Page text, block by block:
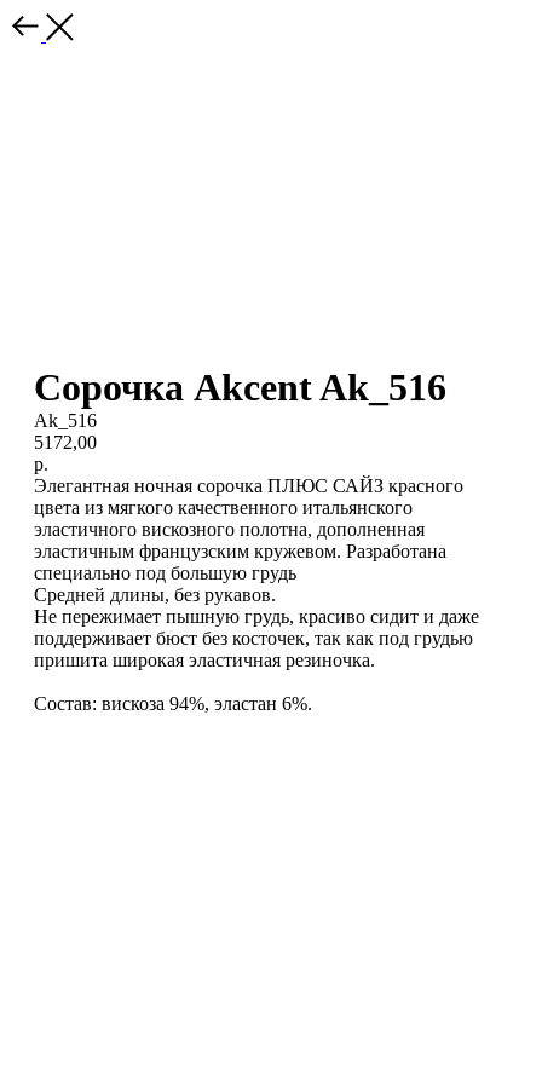
Сорочка Akcent Ak_516
Ak_516
5172,00
р.
Элегантная ночная сорочка ПЛЮС САЙЗ красного
цвета из мягкого качественного итальянского
эластичного вискозного полотна, дополненная
эластичным французским кружевом. Разработана
специально под большую грудь
Средней длины, без рукавов.
Не пережимает пышную грудь, красиво сидит и даже
поддерживает бюст без косточек, так как под грудью
пришита широкая эластичная резиночка.
Состав: вискоза 94%, эластан 6%.